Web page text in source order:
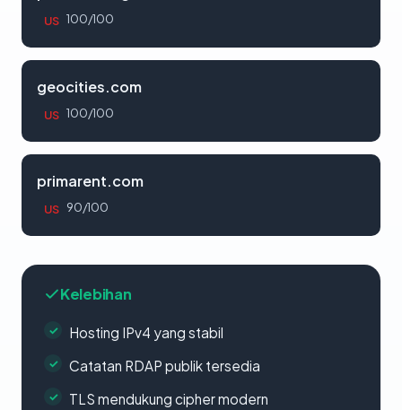
US 100/100
geocities.com
US 100/100
primarent.com
US 90/100
Kelebihan
Hosting IPv4 yang stabil
Catatan RDAP publik tersedia
TLS mendukung cipher modern